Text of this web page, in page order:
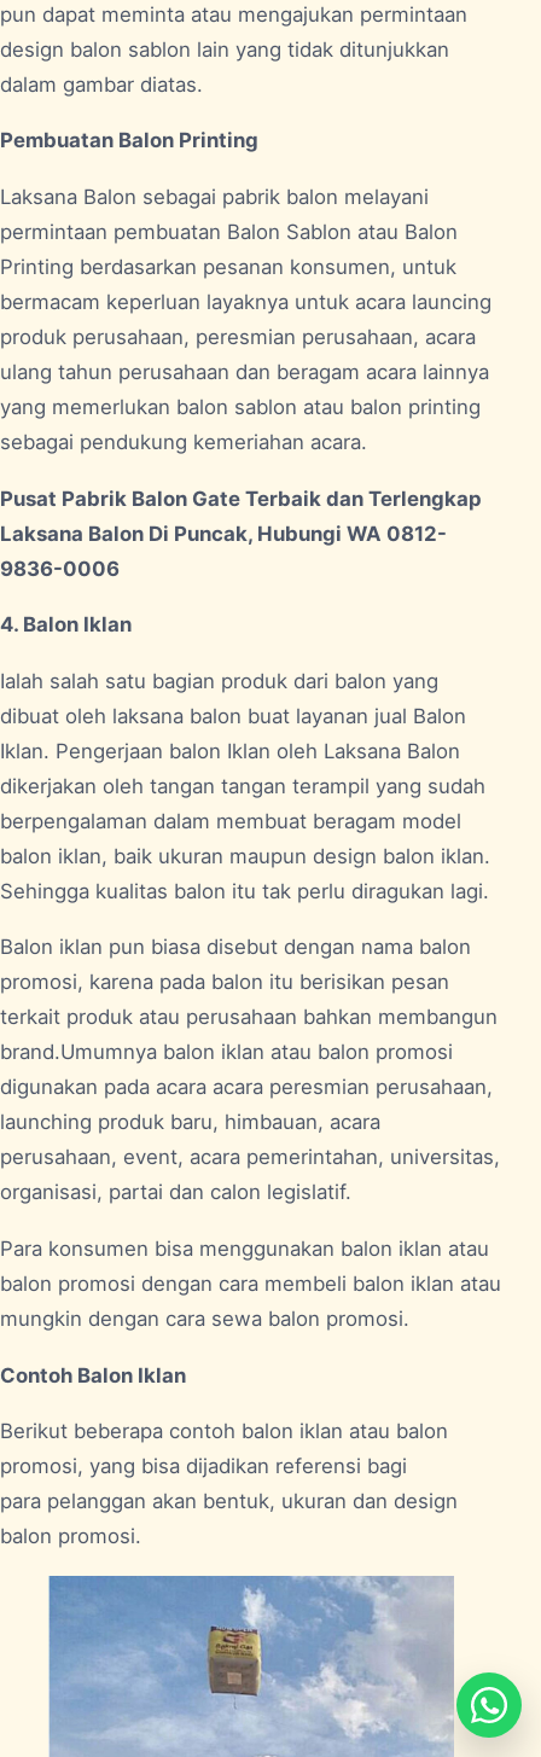
pun dapat meminta atau mengajukan permintaan
design balon sablon lain yang tidak ditunjukkan
dalam gambar diatas.
Pembuatan Balon Printing
Laksana Balon sebagai pabrik balon melayani
permintaan pembuatan Balon Sablon atau Balon
Printing berdasarkan pesanan konsumen, untuk
bermacam keperluan layaknya untuk acara launcing
produk perusahaan, peresmian perusahaan, acara
ulang tahun perusahaan dan beragam acara lainnya
yang memerlukan balon sablon atau balon printing
sebagai pendukung kemeriahan acara.
Pusat Pabrik Balon Gate Terbaik dan Terlengkap
Laksana Balon Di Puncak, Hubungi WA 0812-
9836-0006
4. Balon Iklan
Ialah salah satu bagian produk dari balon yang
dibuat oleh laksana balon buat layanan jual Balon
Iklan. Pengerjaan balon Iklan oleh Laksana Balon
dikerjakan oleh tangan tangan terampil yang sudah
berpengalaman dalam membuat beragam model
balon iklan, baik ukuran maupun design balon iklan.
Sehingga kualitas balon itu tak perlu diragukan lagi.
Balon iklan pun biasa disebut dengan nama balon
promosi, karena pada balon itu berisikan pesan
terkait produk atau perusahaan bahkan membangun
brand.Umumnya balon iklan atau balon promosi
digunakan pada acara acara peresmian perusahaan,
launching produk baru, himbauan, acara
perusahaan, event, acara pemerintahan, universitas,
organisasi, partai dan calon legislatif.
Para konsumen bisa menggunakan balon iklan atau
balon promosi dengan cara membeli balon iklan atau
mungkin dengan cara sewa balon promosi.
Contoh Balon Iklan
Berikut beberapa contoh balon iklan atau balon
promosi, yang bisa dijadikan referensi bagi
para pelanggan akan bentuk, ukuran dan design
balon promosi.